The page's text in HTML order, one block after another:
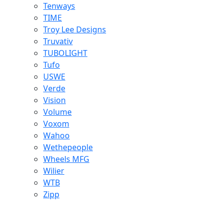
Tenways
TIME
Troy Lee Designs
Truvativ
TUBOLIGHT
Tufo
USWE
Verde
Vision
Volume
Voxom
Wahoo
Wethepeople
Wheels MFG
Wilier
WTB
Zipp